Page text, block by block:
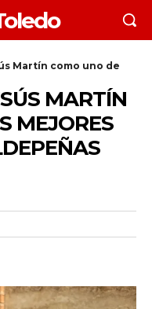
Martín como uno de
MARTÍN
MEJORES